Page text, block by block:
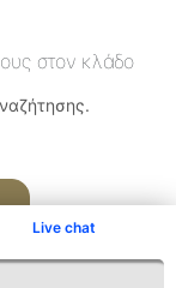
Live chat
στον κλάδο